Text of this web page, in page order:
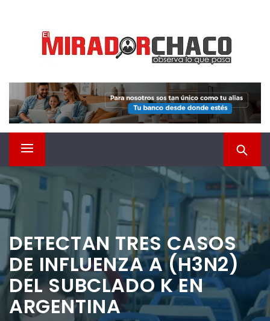
contenido
EL MIRADOR CHACO
Observá lo que pasa
Menú
DETECTAN TRES CASOS
DE INFLUENZA A (H3N2)
DEL SUBCLADO K EN
ARGENTINA